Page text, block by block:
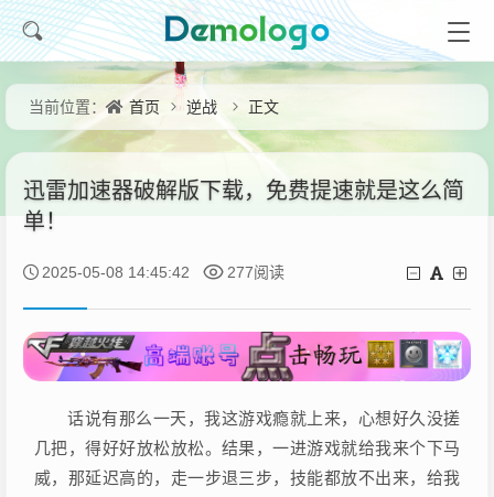
当前位置： 首页 逆战 正文
迅雷加速器破解版下载，免费提速就是这么简
单！
2025-05-08 14:45:42 277阅读
话说有那么一天，我这游戏瘾就上来，心想好久没搓
几把，得好好放松放松。结果，一进游戏就给我来个下马
威，那延迟高的，走一步退三步，技能都放不出来，给我